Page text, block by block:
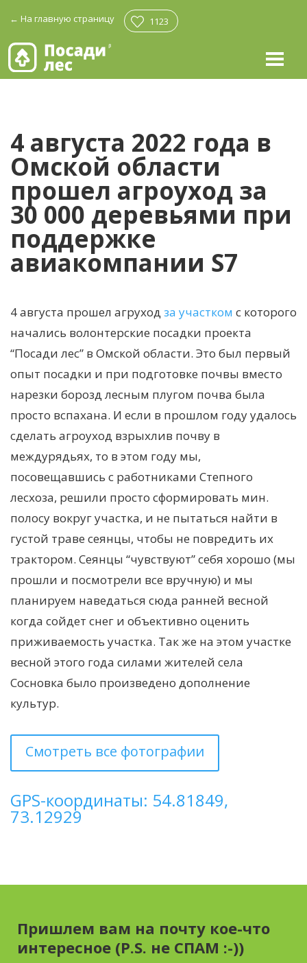
← На главную страницу 1123
4 августа 2022 года в
Омской области
прошел агроуход за
30 000 деревьями при
поддержке
авиакомпании S7
4 августа прошел агруход за участком с которого
начались волонтерские посадки проекта
“Посади лес” в Омской области. Это был первый
опыт посадки и при подготовке почвы вместо
нарезки борозд лесным плугом почва была
просто вспахана. И если в прошлом году удалось
сделать агроуход взрыхлив почву в
междурядьях, то в этом году мы,
посовещавшись с работниками Степного
лесхоза, решили просто сформировать мин.
полосу вокруг участка, и не пытаться найти в
густой траве сеянцы, чтобы не повредить их
трактором. Сеянцы “чувствуют” себя хорошо (мы
прошли и посмотрели все вручную) и мы
планируем наведаться сюда ранней весной
когда сойдет снег и объективно оценить
приживаемость участка. Так же на этом участке
весной этого года силами жителей села
Сосновка было произведено дополнение
культур.
Смотреть все фотографии
GPS-координаты: 54.81849,
73.12929
Пришлем вам на почту кое-что
интересное (P.S. не СПАМ :-))